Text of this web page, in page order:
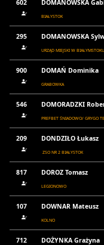
602 DOMANOWSKA
BIAŁYSTOK
295 DOMANOWSKA
URZĄD MIEJSKI W
900 DOMAŃ Dominika
GRABOWKA
546 DOMORADZKI
PREFBET ŚNIADOWO/ GRYGO
209 DONDZIŁO Łukasz
ZSO NR 2 BIAŁYSTOK
817 DOROZ Tomasz
LEGIONOWO
107 DOWNAR Mateusz
KOLNO
712 DOŻYNKA Grażyna